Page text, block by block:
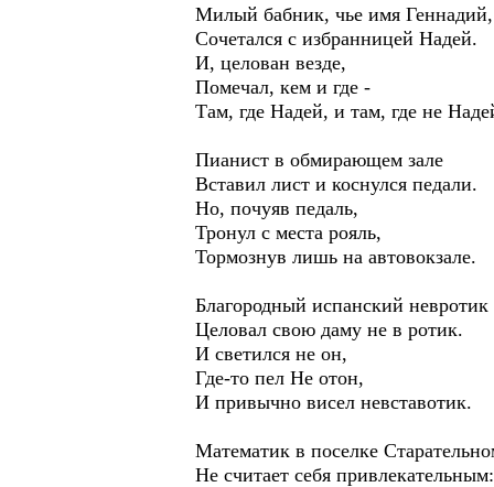
Милый бабник, чье имя Геннадий,
Сочетался с избранницей Надей.
И, целован везде,
Помечал, кем и где -
Там, где Надей, и там, где не
Пианист в обмирающем зале
Вставил лист и коснулся педали.
Но, почуяв педаль,
Тронул с места рояль,
Тормознув лишь на автовокзале.
Благородный испанский невротик
Целовал свою даму не в ротик.
И светился не он,
Где-то пел Не отон,
И привычно висел невставотик.
Математик в поселке
Не считает себя привлекательным: